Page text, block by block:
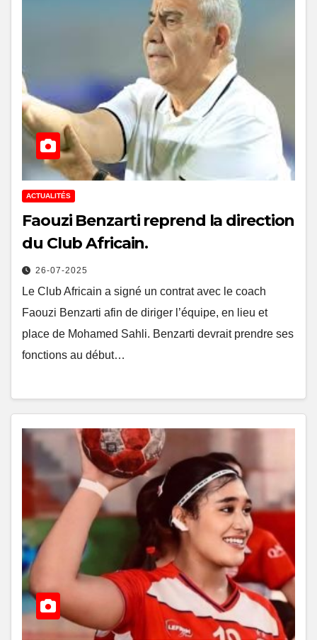
ACTUALITÉS
Faouzi Benzarti reprend la direction
du Club Africain.
26-07-2025
Le Club Africain a signé un contrat avec le coach
Faouzi Benzarti afin de diriger l’équipe, en lieu et
place de Mohamed Sahli. Benzarti devrait prendre ses
fonctions au début…